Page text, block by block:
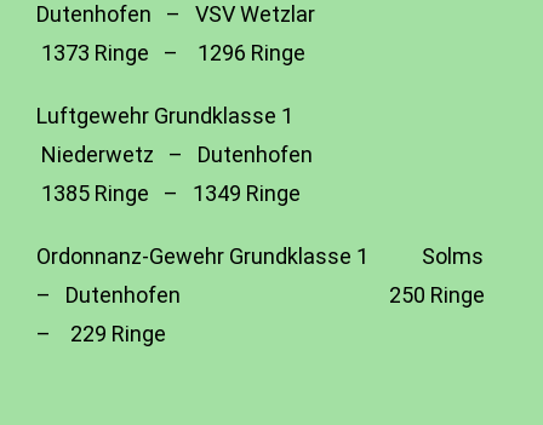
Dutenhofen – VSV Wetzlar
1373 Ringe – 1296 Ringe
Luftgewehr Grundklasse 1
Niederwetz – Dutenhofen
1385 Ringe – 1349 Ringe
Ordonnanz-Gewehr Grundklasse 1 Solms
– Dutenhofen 250 Ringe
– 229 Ringe